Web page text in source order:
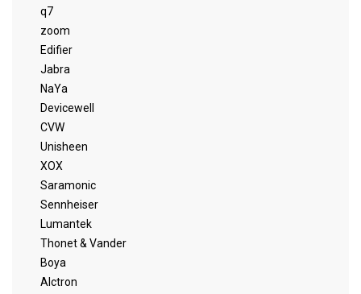
q7
zoom
Edifier
Jabra
NaYa
Devicewell
CVW
Unisheen
XOX
Saramonic
Sennheiser
Lumantek
Thonet & Vander
Boya
Alctron